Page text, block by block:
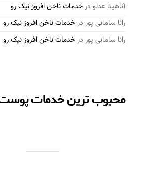
آناهیتا عدلو درخدمات ناخن افروز نیک رو
رانا سامانی پور درخدمات ناخن افروز نیک رو
رانا سامانی پور درخدمات ناخن افروز نیک رو
محبوب ترین خدمات